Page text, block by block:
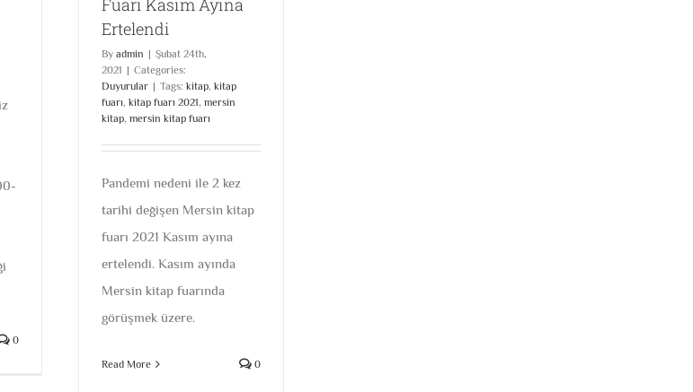
0
Fuarı Kasım Ayına
Ertelendi
By admin | Şubat 24th,
2021 | Categories:
Duyurular | Tags: kitap, kitap
fuarı, kitap fuarı 2021, mersin
kitap, mersin kitap fuarı
Pandemi nedeni ile 2 kez
tarihi değişen Mersin kitap
fuarı 2021 Kasım ayına
ertelendi. Kasım ayında
Mersin kitap fuarında
görüşmek üzere.
Read More 0